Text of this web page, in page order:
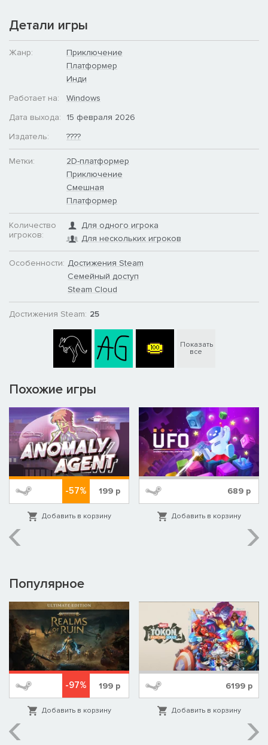
Детали игры
Жанр:
Приключение
Платформер
Инди
Работает на:
Windows
Дата выхода:
15 февраля 2026
Издатель:
????
Метки:
2D-платформер
Приключение
Смешная
Платформер
Количество
игроков:
Для одного игрока
Для нескольких игроков
Особенности: Достижения Steam
Семейный доступ
Steam Cloud
Достижения Steam: 25
Показать
все
Похожие игры
-57% 199р
Добавить в корзину
689 р
Добавить в корзину
Популярное
-97% 199р
Добавить в корзину
6199 р
Добавить в корзину